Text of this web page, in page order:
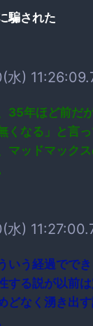
騙された
水)
35年ほど前だ
くなる」と言っ
マッドマック
水)
いう経過でで
する説が以前は
どなく湧き出